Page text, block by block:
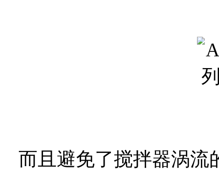
而且避免了搅拌器涡流